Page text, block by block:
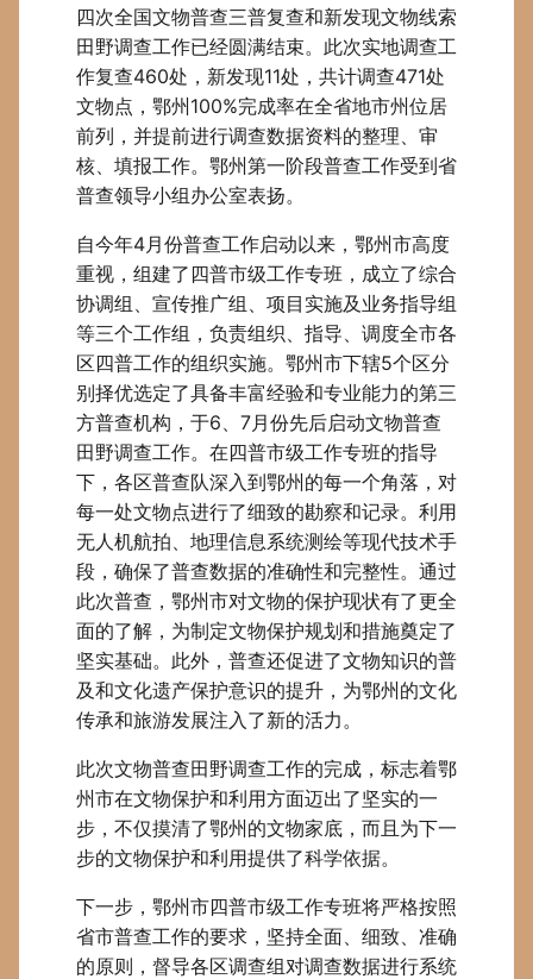
四次全国文物普查三普复查和新发现文物线索
田野调查工作已经圆满结束。此次实地调查工
作复查460处，新发现11处，共计调查471处
文物点，鄂州100%完成率在全省地市州位居
前列，并提前进行调查数据资料的整理、审
核、填报工作。鄂州第一阶段普查工作受到省
普查领导小组办公室表扬。
自今年4月份普查工作启动以来，鄂州市高度
重视，组建了四普市级工作专班，成立了综合
协调组、宣传推广组、项目实施及业务指导组
等三个工作组，负责组织、指导、调度全市各
区四普工作的组织实施。鄂州市下辖5个区分
别择优选定了具备丰富经验和专业能力的第三
方普查机构，于6、7月份先后启动文物普查
田野调查工作。在四普市级工作专班的指导
下，各区普查队深入到鄂州的每一个角落，对
每一处文物点进行了细致的勘察和记录。利用
无人机航拍、地理信息系统测绘等现代技术手
段，确保了普查数据的准确性和完整性。通过
此次普查，鄂州市对文物的保护现状有了更全
面的了解，为制定文物保护规划和措施奠定了
坚实基础。此外，普查还促进了文物知识的普
及和文化遗产保护意识的提升，为鄂州的文化
传承和旅游发展注入了新的活力。
此次文物普查田野调查工作的完成，标志着鄂
州市在文物保护和利用方面迈出了坚实的一
步，不仅摸清了鄂州的文物家底，而且为下一
步的文物保护和利用提供了科学依据。
下一步，鄂州市四普市级工作专班将严格按照
省市普查工作的要求，坚持全面、细致、准确
的原则，督导各区调查组对调查数据进行系统